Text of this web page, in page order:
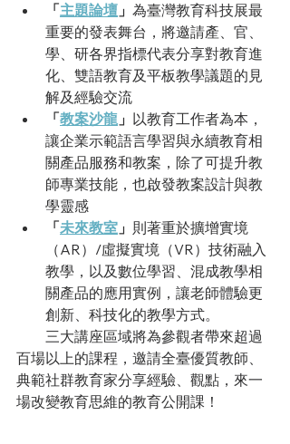
「主題論壇 」 為臺灣教育科技展最
重要的發表舞台，將邀請產、官、
學、研各界指標代表分享對教育進
化、雙語教育及平板教學議題的見
解及經驗交流
「教案沙龍 」 以教育工作者為本，
讓企業示範語言學習與永續教育相
關產品服務和教案，除了可提升教
師專業技能，也啟發教案設計與教
學靈感
「未來教室 」 則著重於擴增實境
（AR）/虛擬實境（VR）技術融入
教學，以及數位學習、混成教學相
關產品的應用實例，讓老師體驗更
創新、科技化的教學方式。
三大講座區域將為參觀者帶來超過
百場以上的課程，邀請全臺優質教師、
典範社群教育家分享經驗、觀點，來一
場改變教育思維的教育公開課！